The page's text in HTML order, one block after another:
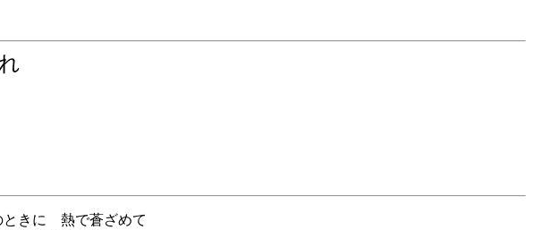
れ
ときに 熱で蒼ざめて